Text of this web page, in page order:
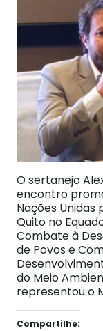
O sertanejo
encontro
Nações
Quito no
Combate à
de Povos e
do Meio
representou o
Compartilhe: